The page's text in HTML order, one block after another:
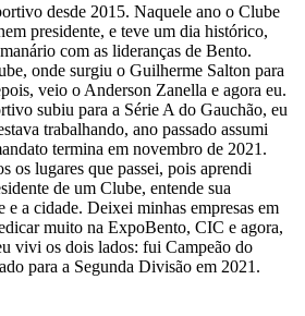
desde 2015. Naquele ano o Clube
presidente, e teve um dia histórico,
com as lideranças de Bento.
onde surgiu o Guilherme Salton para
veio o Anderson Zanella e agora eu.
subiu para a Série A do Gauchão, eu
trabalhando, ano passado assumi
termina em novembro de 2021.
os lugares que passei, pois aprendi
de um Clube, entende sua
e a cidade. Deixei minhas empresas em
muito na ExpoBento, CIC e agora,
vivi os dois lados: fui Campeão do
para a Segunda Divisão em 2021.